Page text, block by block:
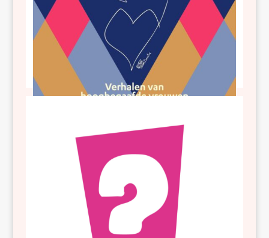
Diep gedacht en intens gevoeld